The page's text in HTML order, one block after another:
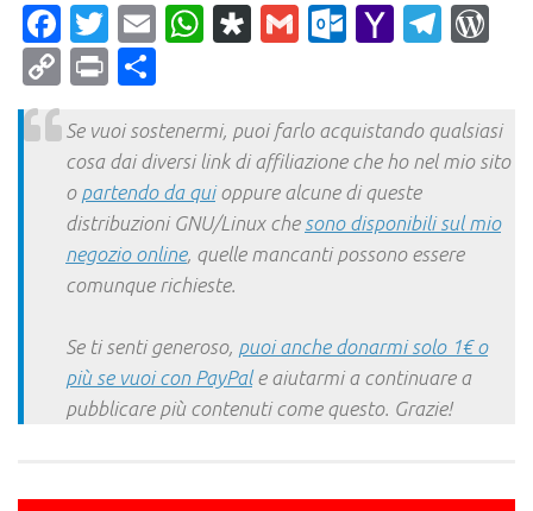
Facebook
Twitter
EmailWhatsApp
Diaspora
Gmail Yahoo
CopyPrint
Se vuoi sostenermi, puoi farlo acquistando qualsiasi
cosa dai diversi link di affiliazione che ho nel mio sito
o partendo da quioppure alcune di queste
distribuzioni GNU/Linux che sono disponibili sul mio
negozio online, quelle mancanti possono essere
comunque richieste.
Se ti senti generoso, puoi anche donarmi solo 1€ o
più se vuoi con PayPale aiutarmi a continuare a
pubblicare più contenuti come questo. Grazie!